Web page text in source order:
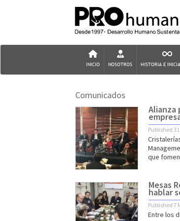
INICIO NOSOTROS
¿QUÉ HACEMOS?
EQUIPO
CONSEJO CONSULTIVO
HISTORIA E
Comunicados
Alianza
Published
que
Mesas
hablar
Published 7
Entre los